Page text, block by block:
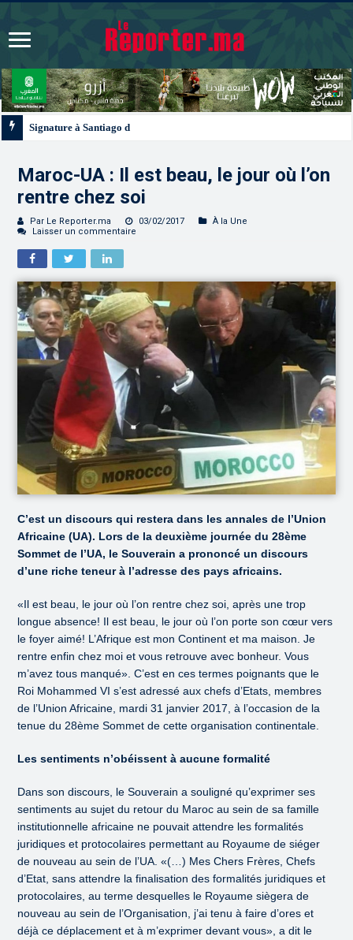
Maroc-UA : Il est beau, le jour où l’on
rentre chez soi
Par Le Reporter.ma 03/02/2017
À la Une
Laisser un commentaire
C’est un discours qui restera dans les annales de l’Union
Africaine (UA). Lors de la deuxième journée du 28ème
Sommet de l’UA, le Souverain a prononcé un discours
d’une riche teneur à l’adresse des pays africains.
«Il est beau, le jour où l’on rentre chez soi, après une trop
longue absence! Il est beau, le jour où l’on porte son cœur vers
le foyer aimé! L’Afrique est mon Continent et ma maison. Je
rentre enfin chez moi et vous retrouve avec bonheur. Vous
m’avez tous manqué». C’est en ces termes poignants que le
Roi Mohammed VI s’est adressé aux chefs d’Etats, membres
de l’Union Africaine, mardi 31 janvier 2017, à l’occasion de la
tenue du 28ème Sommet de cette organisation continentale.
Les sentiments n’obéissent à aucune formalité
Dans son discours, le Souverain a souligné qu’exprimer ses
sentiments au sujet du retour du Maroc au sein de sa famille
institutionnelle africaine ne pouvait attendre les formalités
juridiques et protocolaires permettant au Royaume de siéger
de nouveau au sein de l’UA. «(…) Mes Chers Frères, Chefs
d’Etat, sans attendre la finalisation des formalités juridiques et
protocolaires, au terme desquelles le Royaume siègera de
nouveau au sein de l’Organisation, j’ai tenu à faire d’ores et
déjà ce déplacement et à m’exprimer devant vous», a dit le